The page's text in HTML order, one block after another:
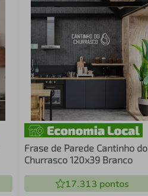
Frase de Parede Cantinho do
Churrasco 120x39 Branco
17.313 pontos